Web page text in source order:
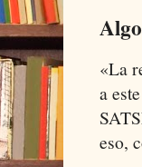
«La
a
eso,